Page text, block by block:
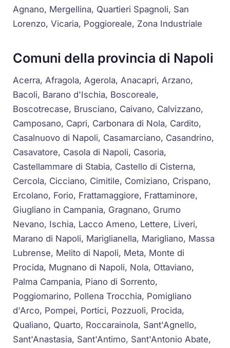
Agnano, Mergellina, Quartieri Spagnoli, San
Lorenzo, Vicaria, Poggioreale, Zona Industriale
Comuni della provincia di Napoli
Acerra, Afragola, Agerola, Anacapri, Arzano,
Bacoli, Barano d'Ischia, Boscoreale,
Boscotrecase, Brusciano, Caivano, Calvizzano,
Camposano, Capri, Carbonara di Nola, Cardito,
Casalnuovo di Napoli, Casamarciano, Casandrino,
Casavatore, Casola di Napoli, Casoria,
Castellammare di Stabia, Castello di Cisterna,
Cercola, Cicciano, Cimitile, Comiziano, Crispano,
Ercolano, Forio, Frattamaggiore, Frattaminore,
Giugliano in Campania, Gragnano, Grumo
Nevano, Ischia, Lacco Ameno, Lettere, Liveri,
Marano di Napoli, Mariglianella, Marigliano, Massa
Lubrense, Melito di Napoli, Meta, Monte di
Procida, Mugnano di Napoli, Nola, Ottaviano,
Palma Campania, Piano di Sorrento,
Poggiomarino, Pollena Trocchia, Pomigliano
d'Arco, Pompei, Portici, Pozzuoli, Procida,
Qualiano, Quarto, Roccarainola, Sant'Agnello,
Sant'Anastasia, Sant'Antimo, Sant'Antonio Abate,